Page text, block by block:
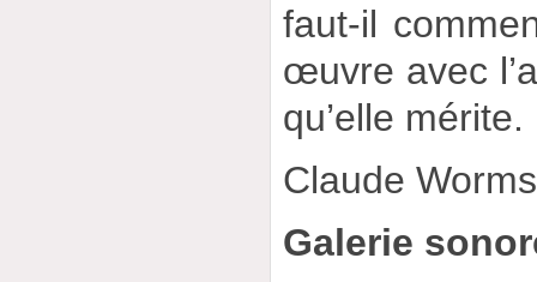
faut-il
œuvre avec
qu’elle mérite.
Claude Worms
Galerie